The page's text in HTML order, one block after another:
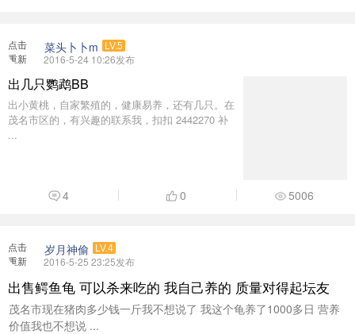
点击
重新
菜头卜卜m LV.5
2016-5-24 10:26发布
出几只鹦鹉BB
出小黄桃，自家繁殖的，健康易养，还有几只。在
茂名市区的，有兴趣的联系我，扣扣 2442270 补
...
4 0 5006
点击
重新
岁月神偷 LV.4
2016-5-25 23:25发布
出售鳄鱼龟 可以杀来吃的 我自己养的 质量对得起坛友
茂名市现在猪肉多少钱一斤我不想说了 我这个龟养了1000多日 营养
价值我也不想说 ...